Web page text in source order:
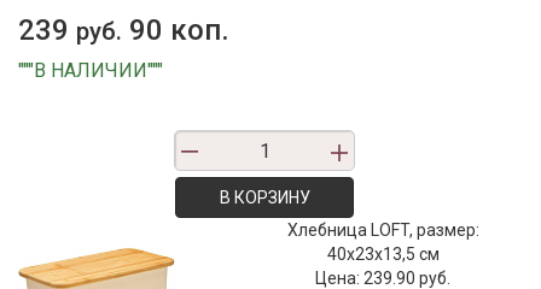
239 руб. 90 коп.
"""В НАЛИЧИИ"""
В КОРЗИНУ
Хлебница LOFT, размер:
40x23x13,5 см
Цена: 239.90 руб.